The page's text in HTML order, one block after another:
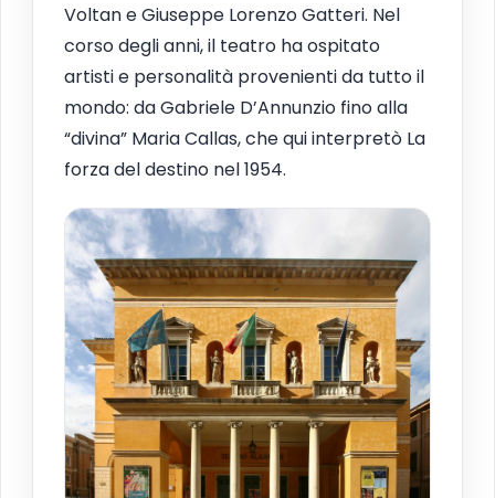
Voltan e Giuseppe Lorenzo Gatteri. Nel
corso degli anni, il teatro ha ospitato
artisti e personalità provenienti da tutto il
mondo: da Gabriele D’Annunzio fino alla
“divina” Maria Callas, che qui interpretò La
forza del destino nel 1954.